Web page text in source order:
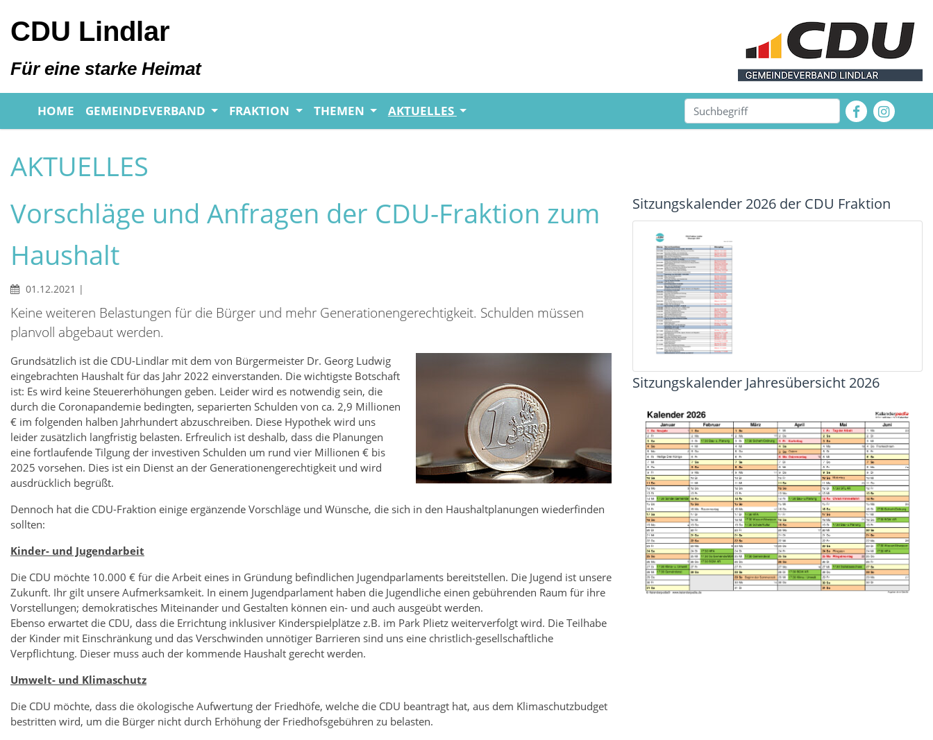
CDU Lindlar
Für eine starke Heimat
HOME GEMEINDEVERBAND FRAKTION THEMEN AKTUELLES
AKTUELLES
Vorschläge und Anfragen der CDU-Fraktion zum
Haushalt
01.12.2021 |
Keine weiteren Belastungen für die Bürger und mehr Generationengerechtigkeit. Schulden müssen
planvoll abgebaut werden.
Grundsätzlich ist die CDU-Lindlar mit dem von Bürgermeister Dr. Georg Ludwig
eingebrachten Haushalt für das Jahr 2022 einverstanden. Die wichtigste Botschaft
ist: Es wird keine Steuererhöhungen geben. Leider wird es notwendig sein, die
durch die Coronapandemie bedingten, separierten Schulden von ca. 2,9 Millionen
€ im folgenden halben Jahrhundert abzuschreiben. Diese Hypothek wird uns
leider zusätzlich langfristig belasten. Erfreulich ist deshalb, dass die Planungen
eine fortlaufende Tilgung der investiven Schulden um rund vier Millionen € bis
2025 vorsehen. Dies ist ein Dienst an der Generationengerechtigkeit und wird
ausdrücklich begrüßt.
Dennoch hat die CDU-Fraktion einige ergänzende Vorschläge und Wünsche, die sich in den Haushaltplanungen wiederfinden
sollten:
Kinder- und Jugendarbeit
Die CDU möchte 10.000 € für die Arbeit eines in Gründung befindlichen Jugendparlaments bereitstellen. Die Jugend ist unsere
Zukunft. Ihr gilt unsere Aufmerksamkeit. In einem Jugendparlament haben die Jugendliche einen gebührenden Raum für ihre
Vorstellungen; demokratisches Miteinander und Gestalten können ein- und auch ausgeübt werden.
Ebenso erwartet die CDU, dass die Errichtung inklusiver Kinderspielplätze z.B. im Park Plietz weiterverfolgt wird. Die Teilhabe
der Kinder mit Einschränkung und das Verschwinden unnötiger Barrieren sind uns eine christlich-gesellschaftliche
Verpflichtung. Dieser muss auch der kommende Haushalt gerecht werden.
Umwelt- und Klimaschutz
Die CDU möchte, dass die ökologische Aufwertung der Friedhöfe, welche die CDU beantragt hat, aus dem Klimaschutzbudget
bestritten wird, um die Bürger nicht durch Erhöhung der Friedhofsgebühren zu belasten.
Sitzungskalender 2026 der CDU Fraktion
Sitzungskalender Jahresübersicht 2026